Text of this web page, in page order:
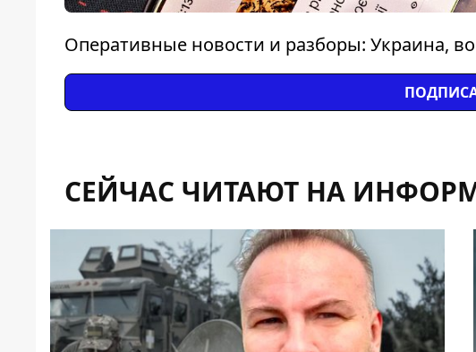
Оперативные новости и разборы: Украина,
СЕЙЧАС ЧИТАЮТ НА